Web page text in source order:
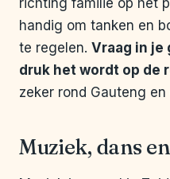
richting familie op het
handig om tanken en
te regelen. Vraag in je
druk het wordt op de
zeker rond Gauteng en
Muziek, dans